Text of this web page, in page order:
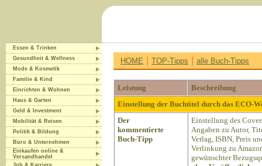
Essen & Trinken
Gesundheit & Wellness
Mode & Kosmetik
Familie & Kind
Einrichten & Wohnen
Haus & Garten
Geld & Investment
Mobilität & Reisen
Politik & Bildung
Büro & Unternehmen
Einkaufen online &
Versandhandel
Job & Karriere
HOME | TOP-Tipps | alle Buch-Tipps
Leistung
Beschreibung
Einstellung der Buchtitel durch das ECO-
Der
kommentierte
Buch-Tipp
Einstellung des
Angaben zu Autor,
Verlag, ISBN, Preis
Verlinkung zu
gewünschter